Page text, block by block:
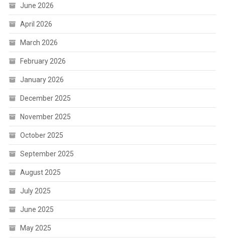
June 2026
April 2026
March 2026
February 2026
January 2026
December 2025
November 2025
October 2025
September 2025
August 2025
July 2025
June 2025
May 2025